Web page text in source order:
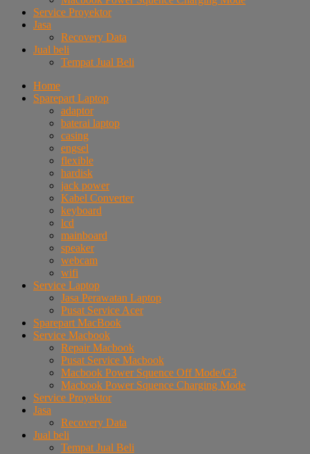
Service Proyektor
Jasa
Recovery Data
Jual beli
Tempat Jual Beli
Home
Sparepart Laptop
adaptor
baterai laptop
casing
engsel
flexible
hardisk
jack power
Kabel Converter
keyboard
lcd
mainboard
speaker
webcam
wifi
Service Laptop
Jasa Perawatan Laptop
Pusat Service Acer
Sparepart MacBook
Service Macbook
Repair Macbook
Pusat Service Macbook
Macbook Power Squence Off Mode/G3
Macbook Power Squence Charging Mode
Service Proyektor
Jasa
Recovery Data
Jual beli
Tempat Jual Beli